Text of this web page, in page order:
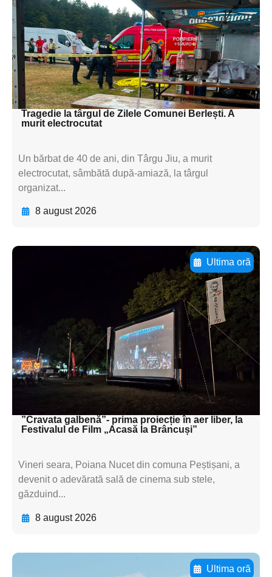
textul pentru
subtitluAdaugă aici
textul pentru
subtitluAdaugă aici
textul pentru subti
Tragedie la târgul de Zilele Comunei Berlești. A
murit electrocutat
Un bărbat de 40 de ani, din Târgu Jiu, a murit
electrocutat, sâmbătă după-amiază, la târgul
organizat...
8 august 2026
Ultima oră
Adaugă aici textul pentru
subtitluAdaugă aici
textul pentru
subtitluAdaugă aici
textul pentru
subtitluAdaugă aici
textul pentru subti
”Cravata galbenă”- prima proiecție în aer liber, la
Festivalul de Film „Acasă la Brâncuși”
Vineri seara, Poiana Nucet din comuna Peștișani, a
devenit o adevărată sală de cinema sub stele,
găzduind...
8 august 2026
Ultima oră